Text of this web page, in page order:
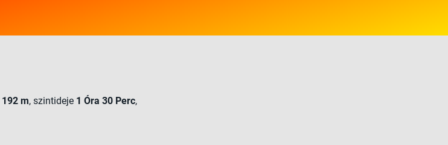
192 m, szintideje 1 Óra 30 Perc,